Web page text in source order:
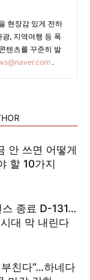
현장감 있게 전하
, 지역여행 등 폭
텐츠를 꾸준히 발
.
안 쓰면 어떻게
할 10가지
스 종료 D-131…
대 막 내린다
친다”…하네다